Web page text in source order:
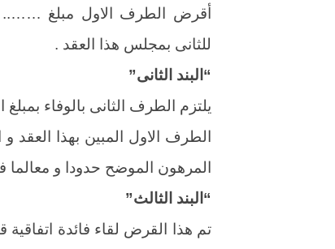
أقرض الطرف الاول مبلغ ……..
للثانى بمجلس هذا العقد .
“البند الثانى”
يلتزم الطرف الثانى بالوفاء
الطرف الاول المبين بهذا العقد و
المرهون الموضح حدودا و معالما
“البند الثالث”
تم هذا القرض لقاء فائدة